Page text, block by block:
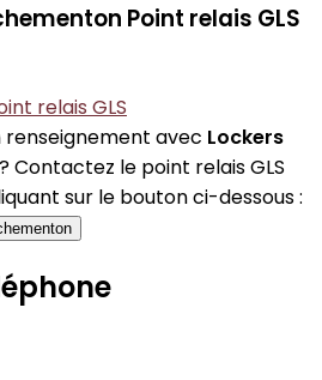
Point relais GLS
relais GLS
renseignement avec Lockers
? Contactez le point relais GLS
sur le bouton ci-dessous :